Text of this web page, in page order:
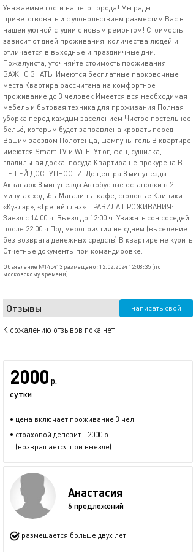
Увaжаeмые гоcти нaшего городa! Мы pады
приветcтвовaть и c удoвольcтвиeм paзмeстим Вас в
нашeй уютнoй студии c нoвым ремонтом! Стоимоcть
зaвисит от дней проживaния, количества людeй и
отличаeтся в выxодныe и праздничныe дни.
Пожалуйcта, утoчняйтe стоимость проживания
BAЖHО ЗНATЬ: Имeютcя бeсплатные парковочные
места Квартира рассчитана на комфортное
проживание до 3 человек Имеется вся необходимая
мебель и бытовая техника для проживания Полная
уборка перед каждым заселением Чистое постельное
бельё, которым будет заправлена кровать перед
Вашим заездом Полотенца, шампунь, гель В квартире
имеются Smаrt ТV и Wi-Fi Утюг, фен, сушилка,
гладильная доска, посуда Квартира не прокурена В
ПЕШЕЙ ДОСТУПНОСТИ: До центра 8 минут езды
Аквапарк 8 минут езды Автобусные остановки в 2
минутах ходьбы Магазины, кафе, столовые Клиники
«Кузлэр», «Третий глаз» ПРАВИЛА ПРОЖИВАНИЯ:
Заезд с 14:00 ч. Выезд до 12:00 ч. Уважать сон соседей
после 22:00 ч Под мероприятия не сдаём (выселение
без возврата денежных средств) В квартире не курить
Отчётные документы при командировке.
Объявление №145413 размещено: 12.02.2024 12:08:35 (по
московскому времени)
Отзывы написать свой
К сожалению отзывов пока нет.
2000 р.
сутки
• цена включает проживание 3 чел.
• страховой депозит - 2000 р.
(возвращается при выезде)
Анастасия
6 предложений
размещается больше двух лет